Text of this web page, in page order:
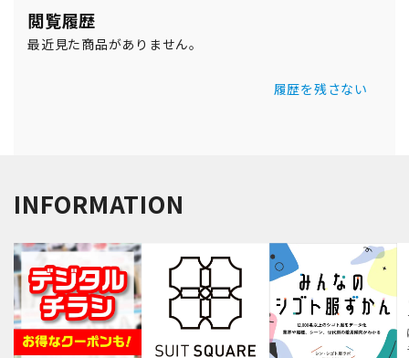
閲覧履歴
最近見た商品がありません。
履歴を残さない
INFORMATION